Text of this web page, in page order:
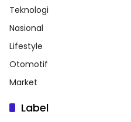
Teknologi
Nasional
Lifestyle
Otomotif
Market
Label